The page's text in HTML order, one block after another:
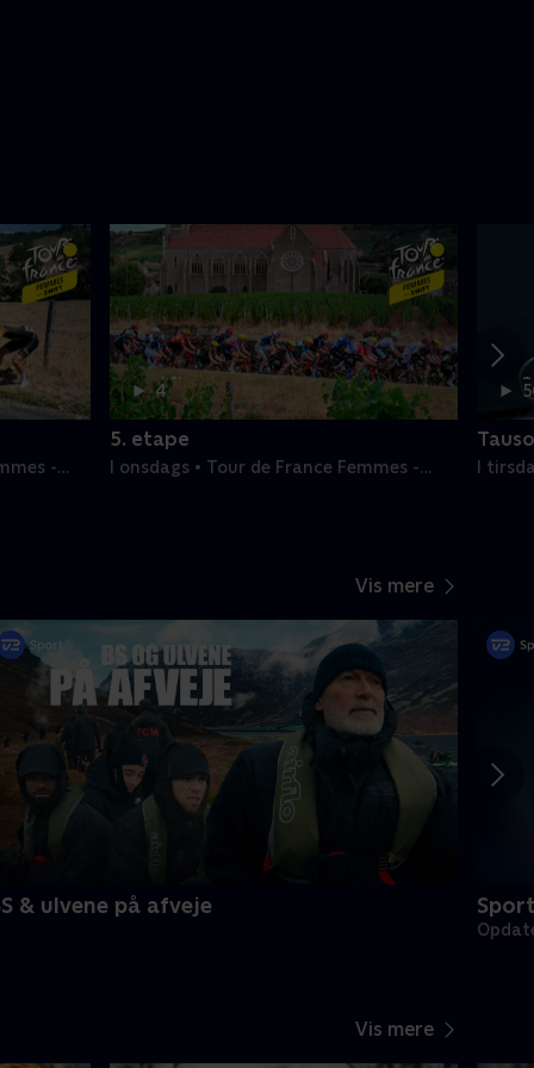
-
4 t.
4
min
5. etape
I onsdags • Tour de France Femmes -
I
Vis mere
& ulvene på afveje
Vis mere